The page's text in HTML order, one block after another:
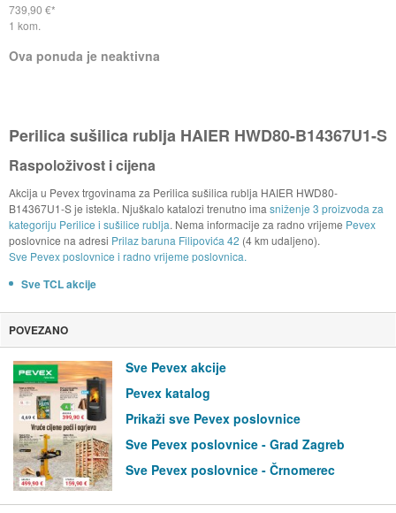
739,90 €
1 kom.
Ova ponuda je neaktivna
Perilica sušilica rublja HAIER HWD80-B14367U1-S
Raspoloživost i cijena
Akcija u Pevex trgovinama za Perilica sušilica rublja HAIER HWD80-
B14367U1-S je istekla. Njuškalo katalozi trenutno ima sniženje 3 proizvoda za
kategoriju Perilice i sušilice rublja. Nema informacije za radno vrijeme Pevex
poslovnice na adresi Prilaz baruna Filipovića 42 (4 km udaljeno).
Sve Pevex poslovnice i radno vrijeme poslovnica.
Sve TCL akcije
POVEZANO
Sve Pevex akcije
Pevex katalog
Prikaži sve Pevex poslovnice
Sve Pevex poslovnice - Grad Zagreb
Sve Pevex poslovnice - Črnomerec